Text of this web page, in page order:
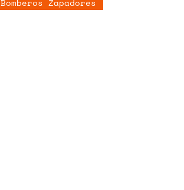
Bomberos Zapadores